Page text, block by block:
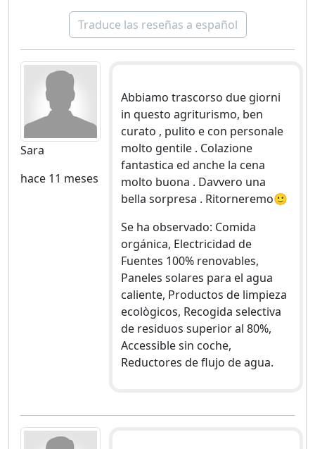
Traduce las reseñas a español
Sara
hace 11 meses
Abbiamo trascorso due giorni
in questo agriturismo, ben
curato , pulito e con personale
molto gentile . Colazione
fantastica ed anche la cena
molto buona . Davvero una
bella sorpresa . Ritorneremo🙂
Se ha observado: Comida
orgánica, Electricidad de
Fuentes 100% renovables,
Paneles solares para el agua
caliente, Productos de limpieza
ecològicos, Recogida selectiva
de residuos superior al 80%,
Accessible sin coche,
Reductores de flujo de agua.